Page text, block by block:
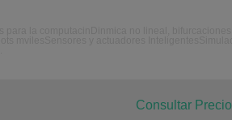
Consultar Precio